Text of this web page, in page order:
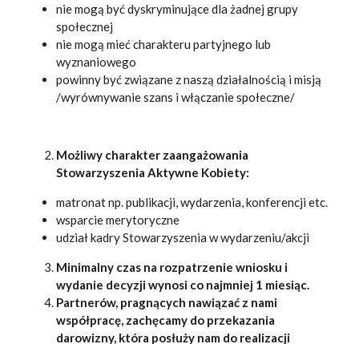
nie mogą być dyskryminujące dla żadnej grupy
społecznej
nie mogą mieć charakteru partyjnego lub
wyznaniowego
powinny być związane z naszą działalnością i misją
/wyrównywanie szans i włączanie społeczne/
Możliwy charakter zaangażowania
Stowarzyszenia Aktywne Kobiety:
matronat np. publikacji, wydarzenia, konferencji etc.
wsparcie merytoryczne
udział kadry Stowarzyszenia w wydarzeniu/akcji
Minimalny czas na rozpatrzenie wniosku i
wydanie decyzji wynosi co najmniej 1 miesiąc.
Partnerów, pragnących nawiązać z nami
współpracę, zachęcamy do przekazania
darowizny, która posłuży nam do realizacji